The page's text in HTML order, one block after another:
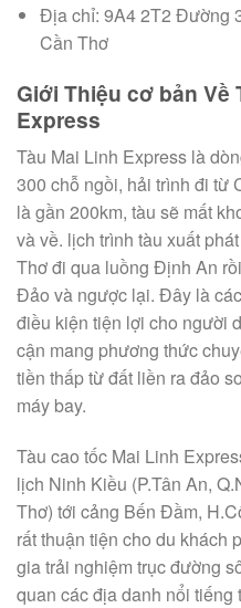
Địa chỉ: 9A4 2T2 Đường
Cần Thơ
Giới Thiệu cơ bản Về
Express
Tàu Mai Linh Express là
300 chỗ ngồi, hải trình đi từ
làgần 200km, tàu sẽ mất
và về. lịch trình tàu xuất phát
Thơ đi qua luồng Định An
Đảo và ngược lại. Đây là
điều kiện tiện lợi cho người
cận mang phương thức
tiền thấptừ đất liền ra đảo so
máy bay.
Tàu cao tốc Mai Linh
lịch Ninh Kiều (P.Tân An,
Thơ) tới cảng Bến Đầm,
rấtthuận tiện cho du khách
giatrải nghiệm trục đường
quan cácđịa danh nổi tiếng